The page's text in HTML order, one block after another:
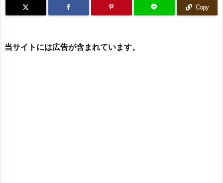
Copy
当サイトには広告が含まれています。